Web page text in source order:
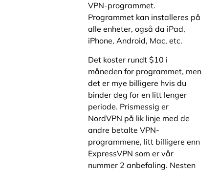
VPN-programmet.
Programmet kan installeres på
alle enheter, også da iPad,
iPhone, Android, Mac, etc.
Det koster rundt $10 i
måneden for programmet, men
det er mye billigere hvis du
binder deg for en litt lenger
periode. Prismessig er
NordVPN på lik linje med de
andre betalte VPN-
programmene, litt billigere enn
ExpressVPN som er vår
nummer 2 anbefaling. Nesten